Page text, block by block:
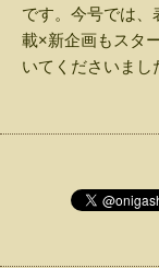
です。 今号では、
載×新企画もスター
いてくださいまし